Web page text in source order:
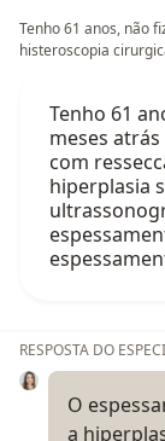
Tenho 61 anos, não
histeroscopia
Tenho 61
meses
com
hiperplasia
RESPOSTA DO
O
a